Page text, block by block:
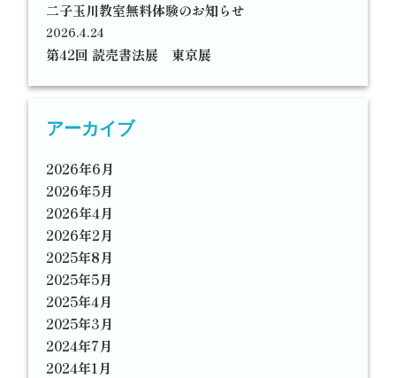
二子玉川教室無料体験のお知らせ
2026.4.24
第42回 読売書法展 東京展
アーカイブ
2026年6月
2026年5月
2026年4月
2026年2月
2025年8月
2025年5月
2025年4月
2025年3月
2024年7月
2024年1月